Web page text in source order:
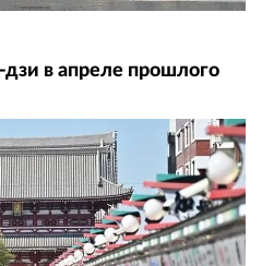
в апреле прошлого